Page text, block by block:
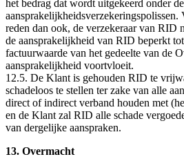
het bedrag dat wordt uitgekeerd onder
reden dan ook, de verzekeraar van RID
de aansprakelijkheid van RID beperkt
factuurwaarde van het gedeelte van de
aansprakelijkheid voortvloeit.
12.5. De Klant is gehouden RID te
schadeloos te stellen ter zake van alle
direct of indirect verband houden met
en de Klant zal RID alle schade
van dergelijke aanspraken.
13. Overmacht